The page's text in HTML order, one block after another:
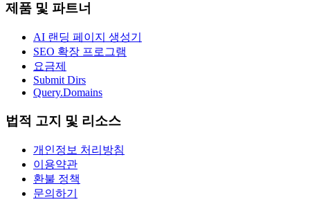
제품 및 파트너
AI 랜딩 페이지 생성기
SEO 확장 프로그램
요금제
Submit Dirs
Query.Domains
법적 고지 및 리소스
개인정보 처리방침
이용약관
환불 정책
문의하기